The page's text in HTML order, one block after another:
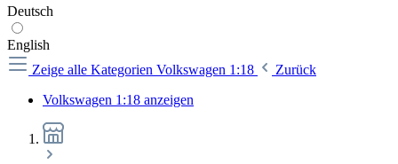
Deutsch
English
Zeige alle Kategorien Volkswagen 1:18
Zurück
Volkswagen 1:18 anzeigen